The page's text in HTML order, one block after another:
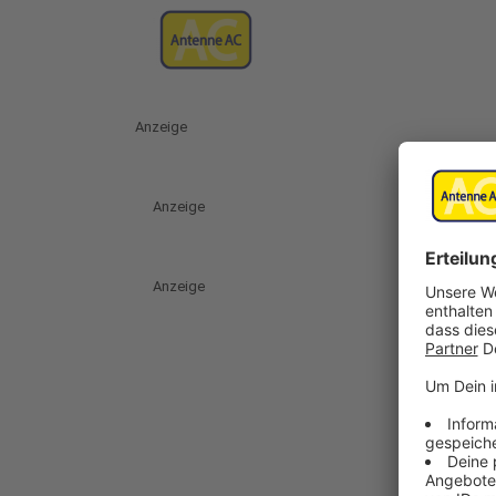
Anzeige
Anzeige
Anzeige